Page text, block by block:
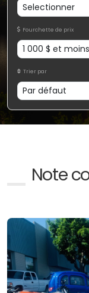
Fourchette de prix
Trier par
Note
EN INVENTAIRE